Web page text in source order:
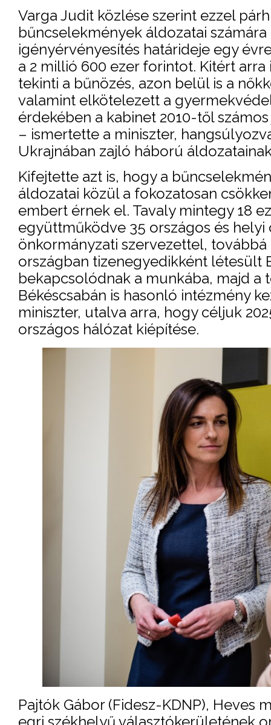
Varga Judit közlése szerint ezzel
bűncselekmények áldozatai
igényérvényesítés határideje egy
a 2 millió 600 ezer forintot. Kitért
tekinti a bűnözés, azon belül is a
valamint elkötelezett a
érdekében a kabinet 2010-től
– ismertette a miniszter,
Ukrajnában zajló háború
Kifejtette azt is, hogy a
áldozatai közül a fokozatosan
embert érnek el. Tavaly mintegy 18
együttműködve 35 országos és helyi
önkormányzati szervezettel,
országban tizenegyedikként létesült
bekapcsolódnak a munkába, majd a
Békéscsabán is hasonló intézmény
miniszter, utalva arra, hogy céljuk
országos hálózat kiépítése.
Pajtók Gábor (Fidesz-KDNP), Heves